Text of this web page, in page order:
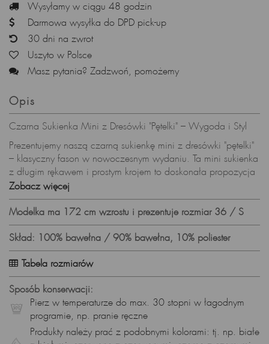
Wysyłamy w ciągu 48 godzin
Darmowa wysyłka do DPD pick-up
30 dni na zwrot
Uszyto w Polsce
Masz pytania? Zadzwoń, pomożemy
Opis
Czarna Sukienka Mini z Dresówki "Pętelki" – Wygoda i Styl
Prezentujemy naszą czarną sukienkę mini z dresówki "pętelki"
– klasyczny fason w nowoczesnym wydaniu. Ta mini sukienka
z długim rękawem i prostym krojem to doskonała propozycja
dla kobiet ceniących sobie nie tylko komfort, ale także
ponadczasową elegancję.
Specyfikacje Produktu:
Materiał: Miękka dresówka "pętelki" (92% bawełna, 8%
poliester)
Długość: Mini
Krój: Prosty, bluza
Dodatki: Gumka w talii, rozcięcie z tyłu
Styl: Minimalistyczny, uniwersalny
Zobacz więcej
Modelka ma 172 cm wzrostu i prezentuje rozmiar 36 / S
Skład: 100% bawełna / 90% bawełna, 10% poliester
Tabela rozmiarów
Sposób konserwacji:
Pierz w temperaturze do max. 30 stopni w łagodnym
programie, np. pranie ręczne
Produkty należy prać z podobnymi kolorami: tj. np. białe